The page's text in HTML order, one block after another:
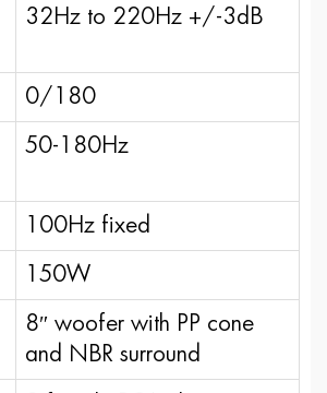
32Hz to 220Hz +/-3dB
0/180
50-180Hz
100Hz fixed
150W
8″ woofer with PP cone
and NBR surround